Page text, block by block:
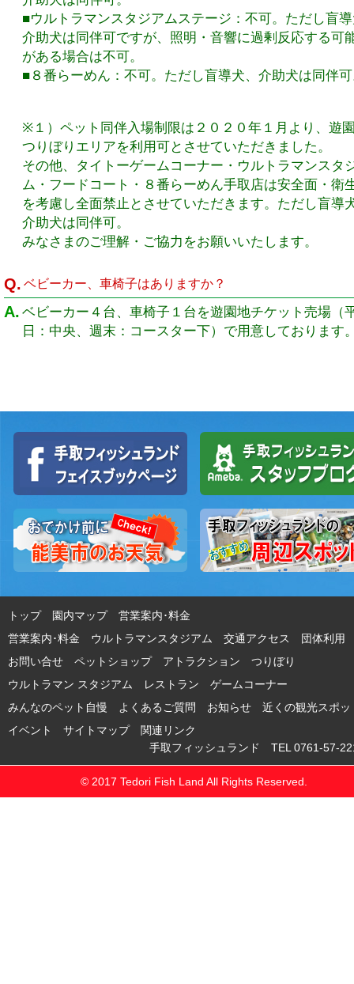
■ウルトラマンスタジアムステージ：不可。ただし盲
介助犬は同伴可ですが、照明・音響に過剰反応する可
がある場合は不可。
■８番らーめん：不可。ただし盲導犬、介助犬は同伴
※１）ペット同伴入場制限は２０２０年１月より、遊
つりぼりエリアを利用可とさせていただきました。
その他、タイトーゲームコーナー・ウルトラマンスタ
ム・フードコート・８番らーめん手取店は安全面・衛
を考慮し全面禁止とさせていただきます。ただし盲導
介助犬は同伴可。
みなさまのご理解・ご協力をお願いいたします。
Q. ベビーカー、車椅子はありますか？
A. ベビーカー４台、車椅子１台を遊園地チケット売場（
日：中央、週末：コースター下）で用意しております
トップ 園内マップ
営業案内･料金
営業案内･料金 ウルトラマンスタジアム
交通アクセス
団体利用
お問い合せ
ペットショップ アトラクション
つりぼり
ウルトラマン スタジアム
レストラン
ゲームコーナー
みんなのペット自慢
よくあるご質問 お知らせ
近くの観光スポッ
イベント
サイトマップ
関連リンク
手取フィッシュランド TEL 0761-57-
© 2017 Tedori Fish Land All Rights Reserved.